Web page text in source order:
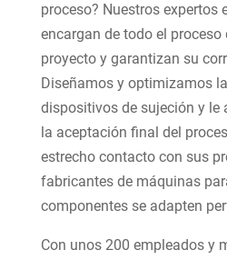
proceso? Nuestros expertos
encargan de todo el proceso
proyecto y garantizan su
Diseñamos y optimizamos
dispositivos de sujeción y le
la aceptación final del
estrecho contacto con sus
fabricantes de máquinas
componentes se adapten
Con unos 200 empleados y